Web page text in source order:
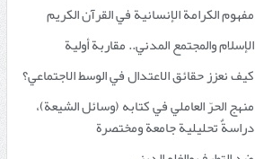
مفهوم الكرامة الإنسانية في القرآن الكريم
الإسلام والمجتمع المدني.. مقاربة أولية
كيف نعزز حقائق الاعتدال في الوسط الاجتماعي؟
منهج الحرّ العاملي في كتابه (وسائل الشيعة)،
دراسةٌ تحليلية جامعة ومختصرة